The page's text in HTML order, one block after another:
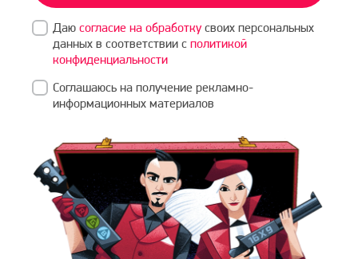
Даю согласие на обработкусвоих персональных
данных в соответствии с политикой
конфиденциальности
Соглашаюсь на получение рекламно-
информационных материалов